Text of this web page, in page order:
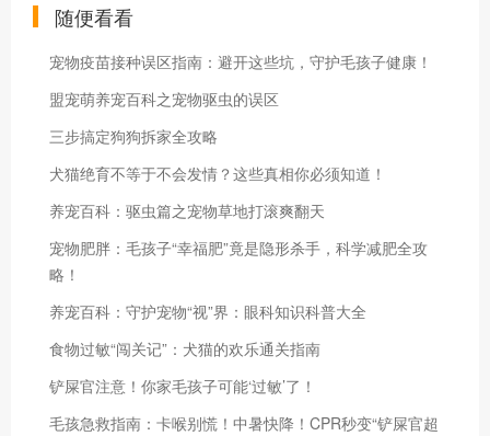
随便看看
宠物疫苗接种误区指南：避开这些坑，守护毛孩子健康！
盟宠萌养宠百科之宠物驱虫的误区
三步搞定狗狗拆家全攻略
犬猫绝育不等于不会发情？这些真相你必须知道！
养宠百科：驱虫篇之宠物草地打滚爽翻天
宠物肥胖：毛孩子“幸福肥”竟是隐形杀手，科学减肥全攻
略！
养宠百科：守护宠物“视”界：眼科知识科普大全
食物过敏“闯关记”：犬猫的欢乐通关指南
铲屎官注意！你家毛孩子可能‘过敏’了！
毛孩急救指南：卡喉别慌！中暑快降！CPR秒变“铲屎官超